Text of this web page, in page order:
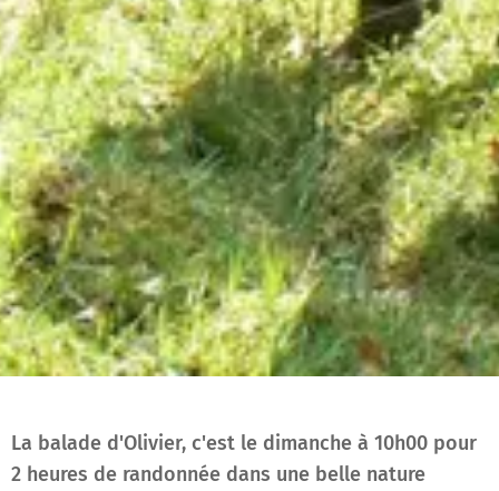
La balade d'Olivier, c'est le dimanche à 10h00 pour
2 heures de randonnée dans une belle nature